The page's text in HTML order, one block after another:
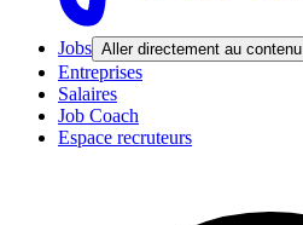
Jobs Aller directement au contenu
Entreprises
Salaires
Job Coach
Espace recruteurs